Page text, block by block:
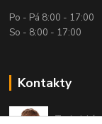
Po - Pá 8:00 - 17:00
So - 8:00 - 17:00
Kontakty
Technická